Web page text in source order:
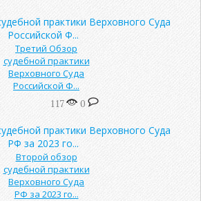
Третий Обзор
судебной практики
Верховного Суда
Российской Ф...
117 0
Второй обзор
судебной практики
Верховного Суда
РФ за 2023 го...